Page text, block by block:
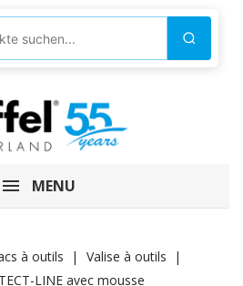
suchen Suchen
MENU
à outils
Valise à outils
LINE avec mousse